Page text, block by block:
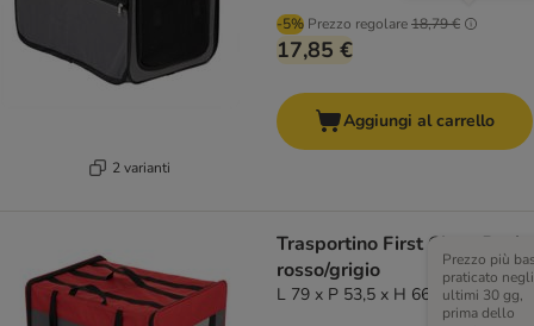
2 varianti
-5% Prezzo regolare18,79 €
17,85 €
Aggiungi al carrello
Trasportino First Class Basic
rosso/grigio
L 79 x P 53,5 x H 66 cm
Prezzo più
praticato negli
ultimi 30 gg,
prima dello